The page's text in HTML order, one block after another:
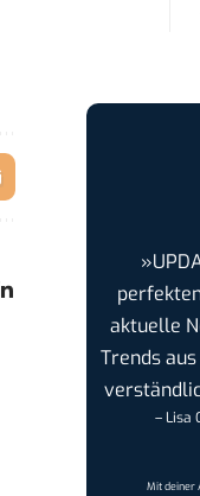
aktuelle
Trends
– Lisa
Mit deiner